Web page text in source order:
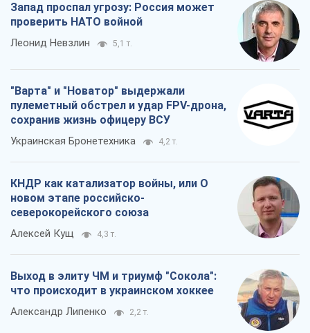
Запад проспал угрозу: Россия может
проверить НАТО войной
Леонид Невзлин 5,1 т.
"Варта" и "Новатор" выдержали
пулеметный обстрел и удар FPV-дрона,
сохранив жизнь офицеру ВСУ
Украинская Бронетехника 4,2 т.
КНДР как катализатор войны, или О
новом этапе российско-
северокорейского союза
Алексей Кущ 4,3 т.
Выход в элиту ЧМ и триумф "Сокола":
что происходит в украинском хоккее
Александр Липенко 2,2 т.